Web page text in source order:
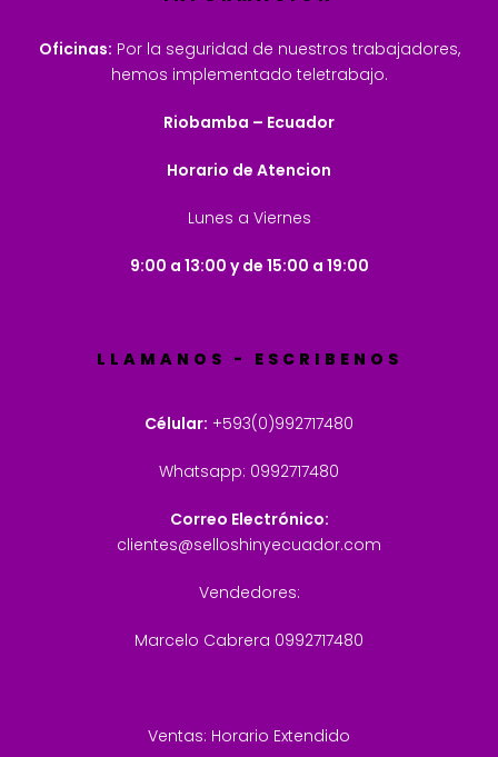
Oficinas: Por la seguridad de nuestros trabajadores,
hemos implementado teletrabajo.
Riobamba – Ecuador
Horario de Atencion
Lunes a Viernes
9:00 a 13:00 y de 15:00 a 19:00
LLAMANOS - ESCRIBENOS
Célular: +593(0)992717480
Whatsapp: 0992717480
Correo Electrónico:
clientes@selloshinyecuador.com
Vendedores:
Marcelo Cabrera 0992717480
Ventas: Horario Extendido